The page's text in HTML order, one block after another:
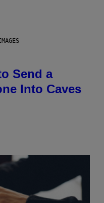
Send a
Into Caves